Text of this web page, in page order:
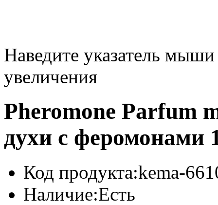
Наведите указатель
увеличения
Pheromone Parfum
духи с феромонами
Код продукта:kema-
Наличие:Есть